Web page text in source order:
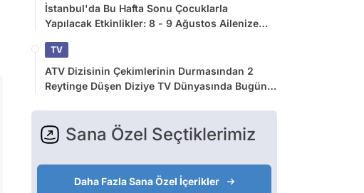
İstanbul'da Bu Hafta Sonu Çocuklarla
Yapılacak Etkinlikler: 8 - 9 Ağustos Ailenize
TV
ATV Dizisinin Çekimlerinin Durmasından 2
Reytinge Düşen Diziye TV Dünyasında Bugün
Sana Özel Seçtiklerimiz
Daha Fazla Sana Özel İçerikler